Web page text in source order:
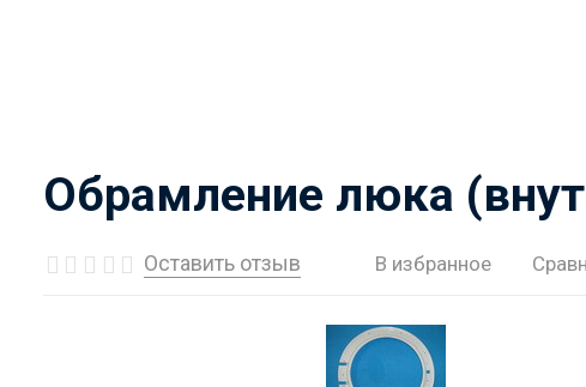
Обрамление люка
Оставить отзыв В избранное